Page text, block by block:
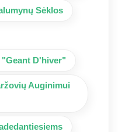
Sėklos
D'hiver"
Auginimui